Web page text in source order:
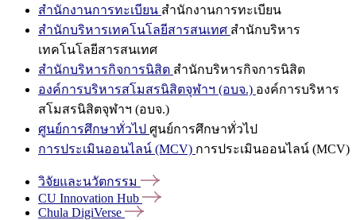
สำนักงานการทะเบียน สำนักงานการทะเบียน
สำนักบริหารเทคโนโลยีสารสนเทศ สำนักบริหาร
เทคโนโลยีสารสนเทศ
สำนักบริหารกิจการนิสิต สำนักบริหารกิจการนิสิต
องค์การบริหารสโมสรนิสิตจุฬาฯ (อบจ.) องค์การบริหาร
สโมสรนิสิตจุฬาฯ (อบจ.)
ศูนย์การศึกษาทั่วไป ศูนย์การศึกษาทั่วไป
การประเมินออนไลน์ (MCV) การประเมินออนไลน์ (MCV)
วิจัยและนวัตกรรม
CU Innovation Hub
Chula DigiVerse